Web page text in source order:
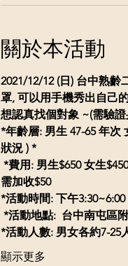
關於本活動
2021/12/12 (日) 台中熟
罩, 可以用手機秀出自己
想認真找個對象 ~(需驗
*年齡層: 男生 47-65 年次
狀況 ) *
​*費用: 男生$650 女生
需加收$50
*活動時間: 下午3:30~6:00
*活動地點:  台中南屯區
*活動人數: 男女各約7-25
顯示更多